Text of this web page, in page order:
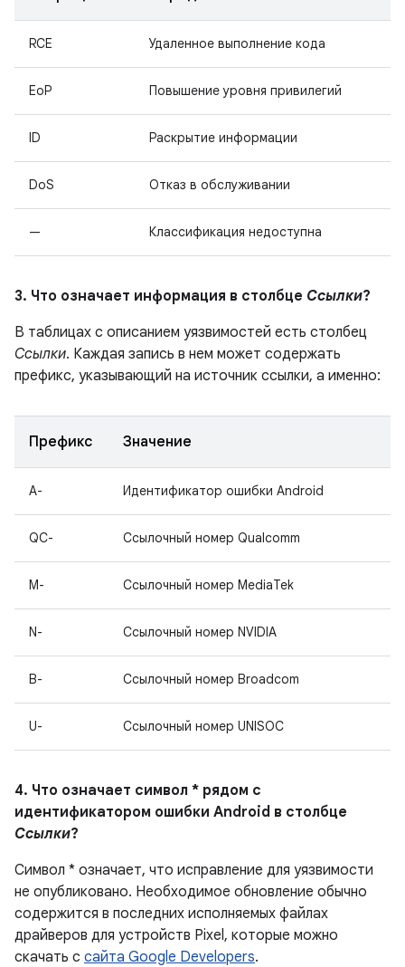
RCE Удаленное выполнение кода
EoP Повышение уровня привилегий
ID Раскрытие информации
DoS Отказ в обслуживании
— Классификация недоступна
3. Что означает информация в столбце Ссылки?
В таблицах с описанием уязвимостей есть столбец
Ссылки. Каждая запись в нем может содержать
префикс, указывающий на источник ссылки, а именно:
Префикс Значение
A- Идентификатор ошибки Android
QC- Ссылочный номер Qualcomm
M- Ссылочный номер MediaTek
N- Ссылочный номер NVIDIA
B- Ссылочный номер Broadcom
U- Ссылочный номер UNISOC
4. Что означает символ * рядом с
идентификатором ошибки Android в столбце
Ссылки?
Символ * означает, что исправление для уязвимости
не опубликовано. Необходимое обновление обычно
содержится в последних исполняемых файлах
драйверов для устройств Pixel, которые можно
скачать с сайта Google Developers.